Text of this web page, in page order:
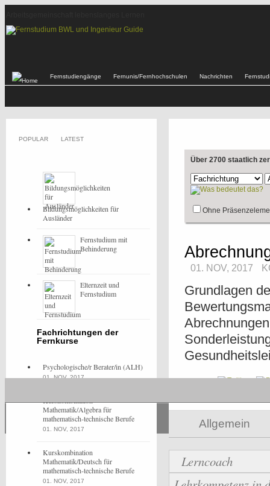
Fernstudiengänge Fernunis/Fernhochschulen Nachrichten
Über 2700 staatlich
Ohne
01. NOV, 2017
Grundlagen
Allgemein
Lerncoach
POPULAR LATEST
Bildungsmöglichkeiten für
Ausländer
Fernstudium mit
Behinderung
Elternzeit und
Fernstudium
Fachrichtungen der
Fernkurse
Psychologische/r Berater/in (ALH)
01. NOV, 2017
Kurskombination
Mathematik/Algebra für
mathematisch-technische Berufe
01. NOV, 2017
Kurskombination
Mathematik/Deutsch für
mathematisch-technische Berufe
01. NOV, 2017